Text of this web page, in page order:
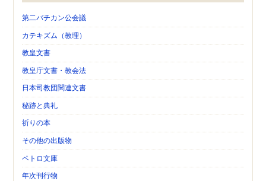
第二バチカン公会議
カテキズム（教理）
教皇文書
教皇庁文書・教会法
日本司教団関連文書
秘跡と典礼
祈りの本
その他の出版物
ペトロ文庫
年次刊行物